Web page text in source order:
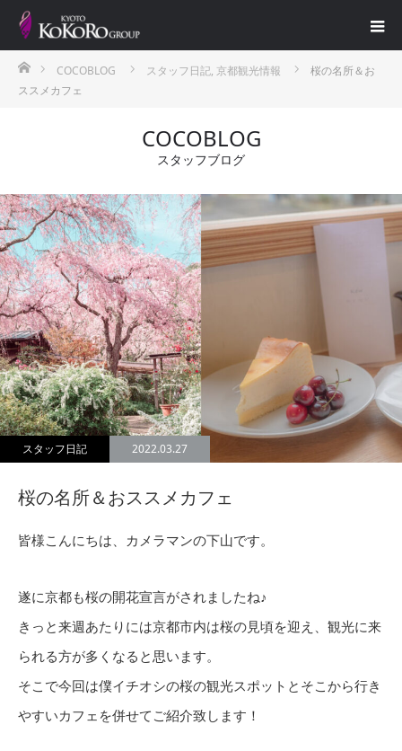
ホームCOCOBLOG スタッフ日記, 京都観光情報
桜の名所＆お
ススメカフェ
COCOBLOG
スタッフブログ
スタッフ日記 2022.03.27
桜の名所＆おススメカフェ
皆様こんにちは、カメラマンの下山です。
遂に京都も桜の開花宣言がされましたね♪
きっと来週あたりには京都市内は桜の見頃を迎え、観光に来
られる方が多くなると思います。
そこで今回は僕イチオシの桜の観光スポットとそこから行き
やすいカフェを併せてご紹介致します！